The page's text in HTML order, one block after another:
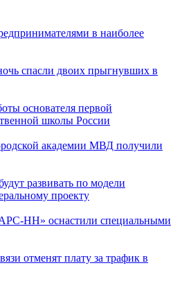
в наиболее
спасли двоих прыгнувших в
основателя первой
школы России
академии МВД получили
развивать по модели
проекту
НН» оснастили специальными
отменят плату за трафик в